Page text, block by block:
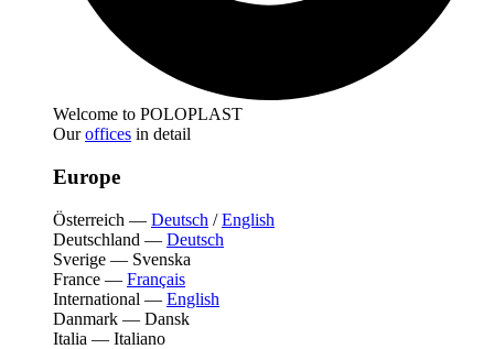
Welcome to POLOPLAST
Ouroffices in detail
Europe
Österreich — Deutsch /English
Deutschland — Deutsch
Sverige — Svenska
France — Français
International — English
Danmark — Dansk
Italia — Italiano